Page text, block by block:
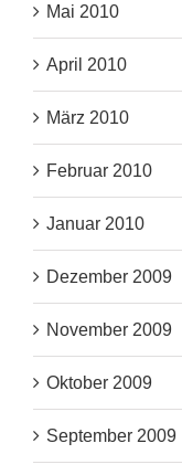
Mai 2010
April 2010
März 2010
Februar 2010
Januar 2010
Dezember 2009
November 2009
Oktober 2009
September 2009